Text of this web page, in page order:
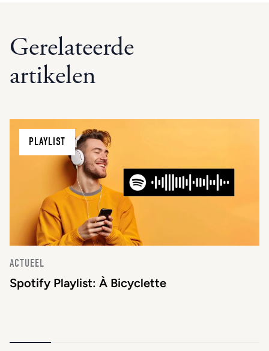
Gerelateerde
artikelen
PLAYLIST
ACTUEEL
Spotify Playlist: À Bicyclette